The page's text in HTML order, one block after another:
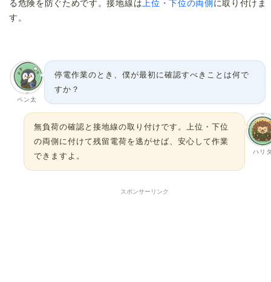
る危険を防ぐためです。接地線は上位・下位の両側 に取り付けま
す。
ペン太
停電作業のとき、僕が最初に確認すべきことは何で
すか？
ハリ
無負荷の確認と接地線の取り付けです。上位・下位
の両側に付けて残留電荷を逃がせば、安心して作業
できますよ。
スポンサーリンク